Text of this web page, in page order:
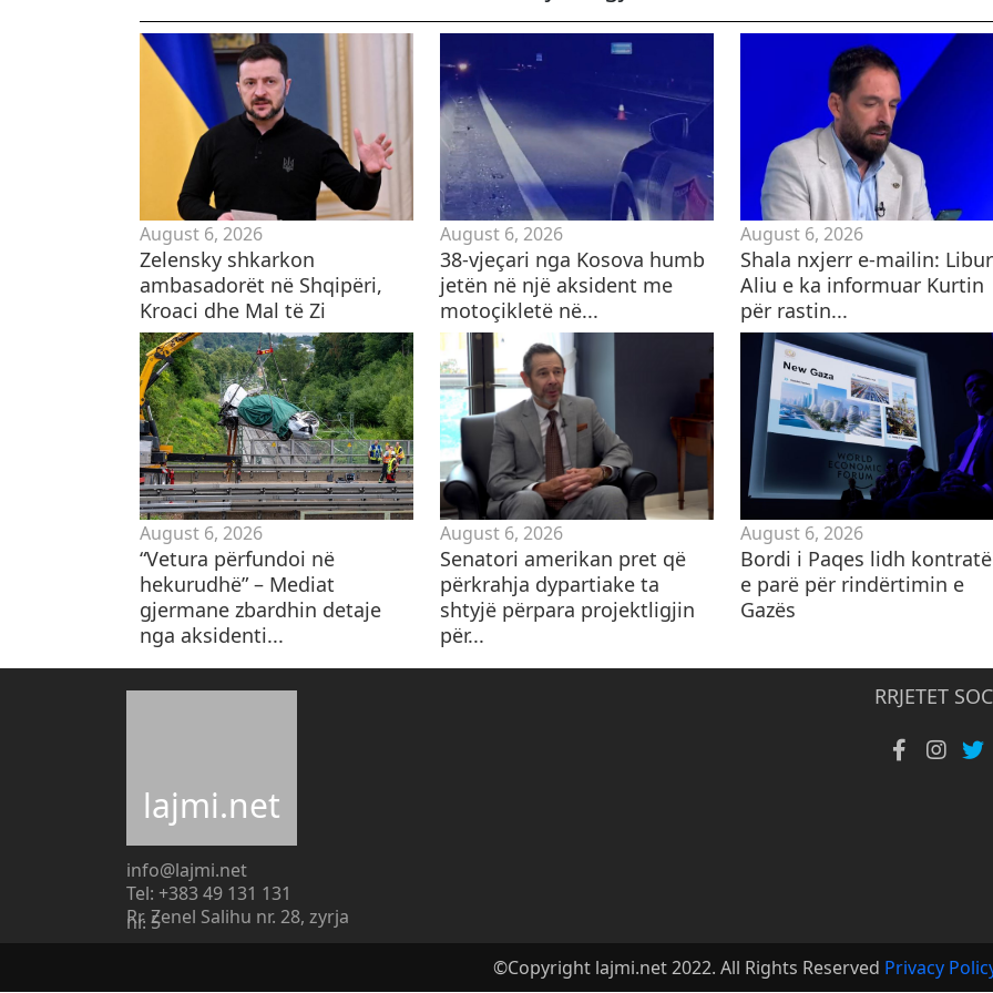
August 6, 2026
Zelensky shkarkon
ambasadorët në Shqipëri,
Kroaci dhe Mal të Zi
August 6, 2026
38-vjeçari nga Kosova humb
jetën në një aksident me
motoçikletë në...
August 6, 2026
Shala nxjerr e-mailin:
Aliu e ka informuar Kurtin
për rastin...
August 6, 2026
“Vetura përfundoi në
hekurudhë” – Mediat
gjermane zbardhin detaje
nga aksidenti...
August 6, 2026
Senatori amerikan pret që
përkrahja dypartiake ta
shtyjë përpara projektligjin
për...
August 6, 2026
Bordi i Paqes lidh
e parë për rindërtimin e
Gazës
lajmi.net
info@lajmi.net
Tel: +383 49 131 131
Rr. Zenel Salihu nr. 28, zyrja
nr. 5
RRJETET
©Copyright lajmi.net 2022. All Rights Reserved Privacy